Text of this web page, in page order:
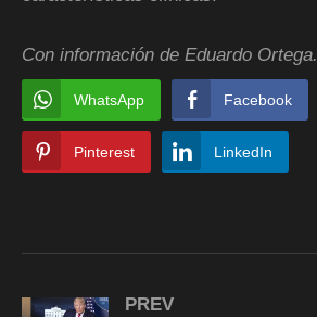
Con información de Eduardo Ortega.
WhatsApp Facebook
Pinterest LinkedIn
PREV